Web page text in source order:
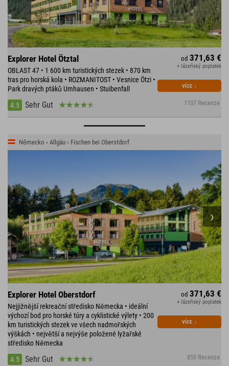
Explorer Hotel Ötztal
OBLAST 47 • 1 600 km turistických stezek • 870 km
tras pro horská kola • ROZMANITOST • Vesnice Ötzi •
Park dravých ptáků Umhausen • Stuibenfall
4.5
Sehr Gut 1107 Recenze
od 371,63 €
+ lázeňský poplatek
VÍCE ↓
Německo › Allgäu › Fischen bei Oberstdorf
Explorer Hotel Oberstdorf
Nejjižnější rekreační středisko Německa • ideální
výchozí bod pro horské túry a cyklistické výlety • 200
km turistických stezek ve všech nadmořských
výškách • největší a nejvýše položené lyžařské
středisko Německa
4.5
Sehr Gut 855 Recenze
od 371,63 €
+ lázeňský poplatek
VÍCE ↓